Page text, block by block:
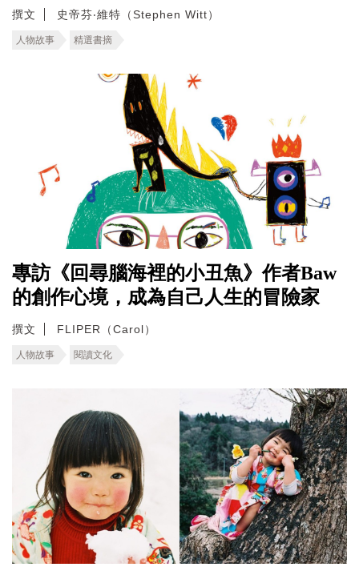
撰文 史帝芬‧維特（Stephen Witt）
人物故事 精選書摘
專訪《回尋腦海裡的小丑魚》作者Baw
的創作心境，成為自己人生的冒險家
撰文 FLIPER（Carol）
人物故事 閱讀文化